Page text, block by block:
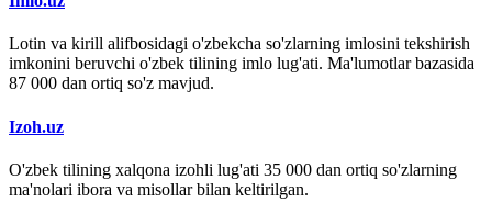
Lotin va kirill alifbosidagi o'zbekcha so'zlarning imlosini tekshirish
imkonini beruvchi o'zbek tilining imlo lug'ati. Ma'lumotlar bazasida
87 000 dan ortiq so'z mavjud.
Izoh.uz
O'zbek tilining xalqona izohli lug'ati 35 000 dan ortiq so'zlarning
ma'nolari ibora va misollar bilan keltirilgan.